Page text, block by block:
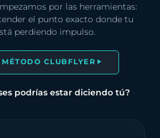
por las herramientas:
el punto exacto donde tu
perdiendo impulso.
CLUBFLYER
podrías estar diciendo tú?